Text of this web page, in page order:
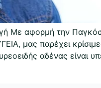
Με αφορμή την
μας παρέχει
αδένας είναι